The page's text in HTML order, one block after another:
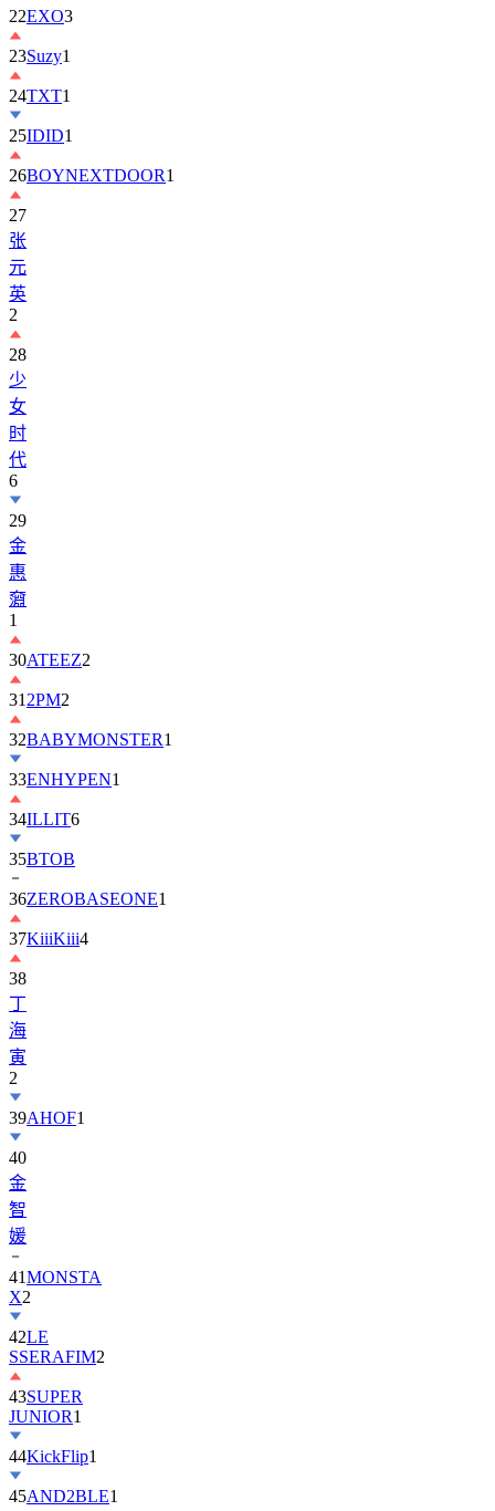
23Suzy1
24TXT1
25IDID1
26BOYNEXTDOOR
27
张
元
英
2
28
少
女
时
代
6
29
金
惠
奫
1
30
312PM2
32 BABYMONSTER
33ENHYPEN1
34ILLIT6
35BTOB
36ZEROBASEONE
37KiiiKiii4
38
丁
海
寅
2
39
40
金
智
媛
41
X
42LE
SSERAFIM
43SUPER
JUNIOR
44KickFlip
45AND2BLE
46TWICE1